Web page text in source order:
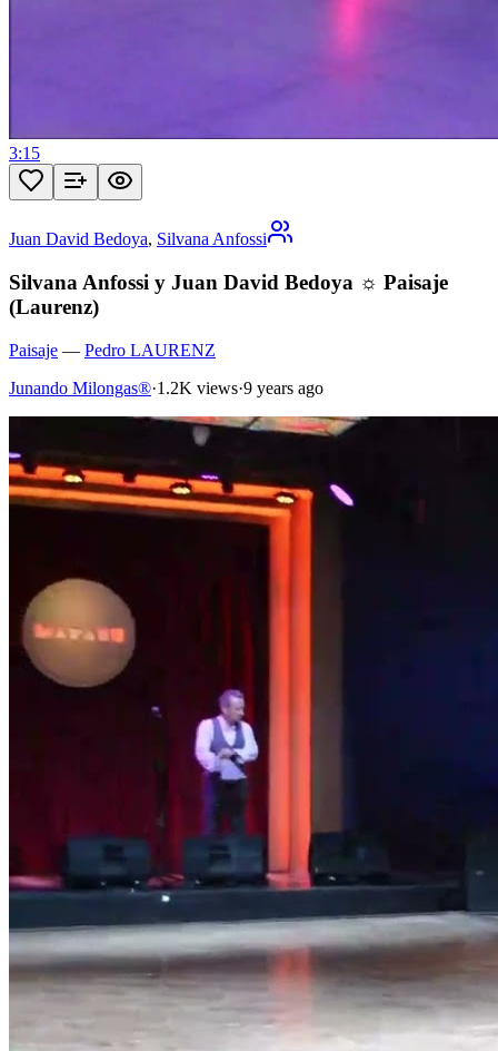
3:15
Juan David Bedoya, Silvana Anfossi
Silvana Anfossi y Juan David Bedoya ☼ Paisaje
(Laurenz)
Paisaje — Pedro LAURENZ
Junando Milongas®·1.2K views·9 years ago